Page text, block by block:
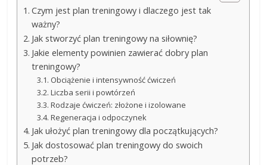
Czym jest plan treningowy i dlaczego jest tak
ważny?
Jak stworzyć plan treningowy na siłownię?
Jakie elementy powinien zawierać dobry plan
treningowy?
Obciążenie i intensywność ćwiczeń
Liczba serii i powtórzeń
Rodzaje ćwiczeń: złożone i izolowane
Regeneracja i odpoczynek
Jak ułożyć plan treningowy dla początkujących?
Jak dostosować plan treningowy do swoich
potrzeb?